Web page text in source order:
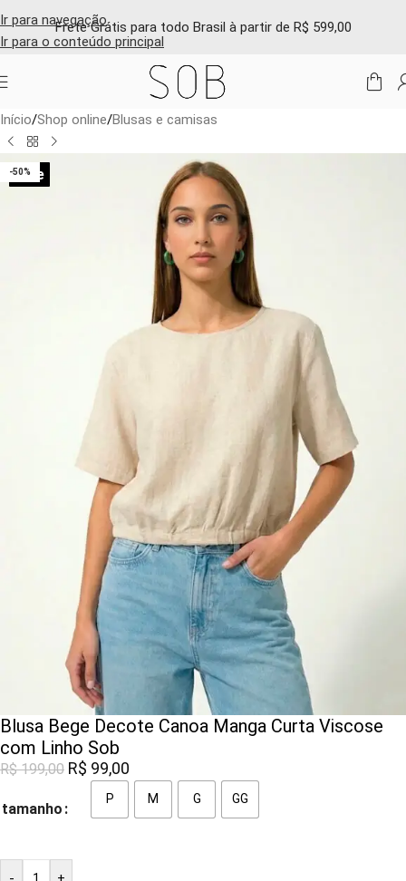
Ir para navegação
Ir para o conteúdo principal
Frete Grátis para todo Brasil à partir de R$ 599,00
Início/Shop online/Blusas e camisas
-50%
Sale
Blusa Bege Decote Canoa Manga Curta Viscose
com Linho Sob
R$199,00 R$ 99,00
tamanho
P M G GG